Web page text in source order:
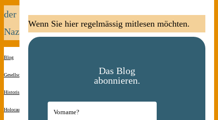
der
Nazimörder
Blog
Gesellschaft
Historisches
Holocaust-
Wenn Sie hier regelmässig mitlesen möchten.
Das Blog
abonnieren.